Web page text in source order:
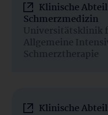
Klinische
Schmerzmedizin
Universitätsklinik
Allgemeine
Schmerztherapie
Klinische